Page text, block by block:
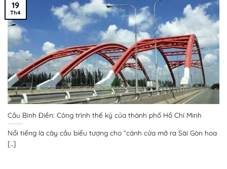
Cầu Bình Điền: Công trình thế kỷ của thành phố Hồ Chí Minh
Nổi tiếng là cây cầu biểu tượng cho “cánh cửa mở ra Sài Gòn hoa
[...]
19
Th4